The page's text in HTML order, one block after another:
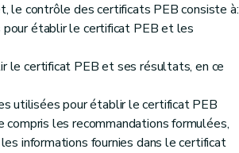
le contrôle des certificats PEB consiste à:
établir le certificat PEB et les
le certificat PEB et ses résultats, en ce
utilisées pour établir le certificat PEB
les recommandations formulées,
informations fournies dans le certificat